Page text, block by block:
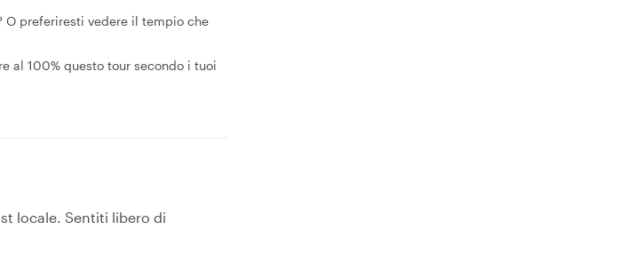
O preferiresti vedere il tempio che
al 100% questo tour secondo i tuoi
locale. Sentiti libero di